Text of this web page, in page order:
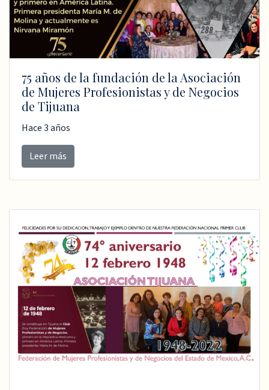
75 años de la fundación de la Asociación
de Mujeres Profesionistas y de Negocios
de Tijuana
Hace 3 años
Leer más